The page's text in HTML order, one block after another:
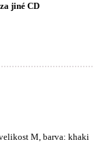
za jiné CD
M, barva: khaki